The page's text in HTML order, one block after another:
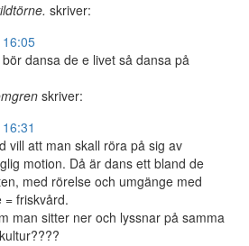
skriver:
dansa de e livet så dansa på
skriver:
vill att man skall röra på sig av
motion. Då är dans ett bland de
med rörelse och umgänge med
= friskvård.
man sitter ner och lyssnar på samma